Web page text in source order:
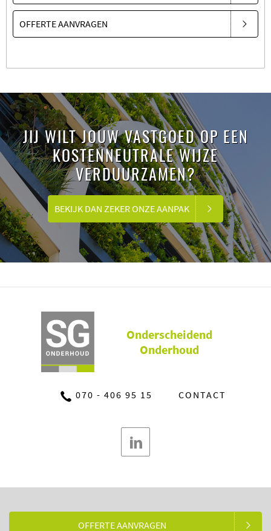
OFFERTE AANVRAGEN
JIJ WILT JOUW VASTGOED OP EEN
KOSTENNEUTRALE WIJZE
VERDUURZAMEN?
BEKIJK DAN ZEKER ONZE AANPAK
Onderscheidend
Onderhoud
070 - 406 95 15 CONTACT
OFFERTE AANVRAGEN